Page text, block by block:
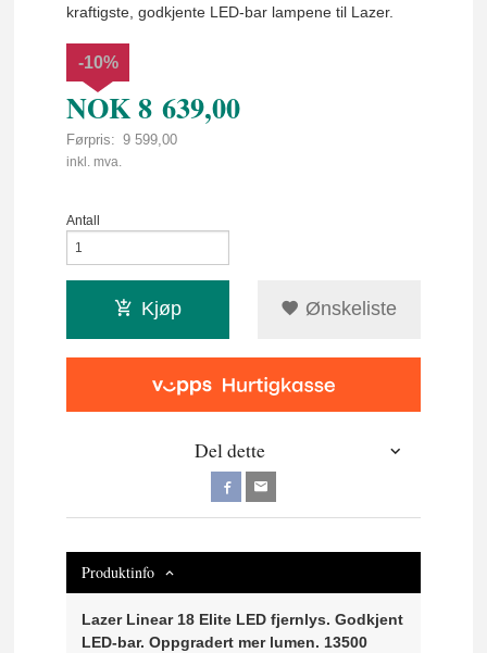
kraftigste, godkjente LED-bar lampene til Lazer.
NOK8 639,00
Førpris: 9 599,00
Rabatt
-10%
inkl. mva.
Antall
Kjøp Ønskeliste
Del dette
Produktinfo
Lazer Linear 18 Elite LED fjernlys. Godkjent
LED-bar. Oppgradert mer lumen. 13500